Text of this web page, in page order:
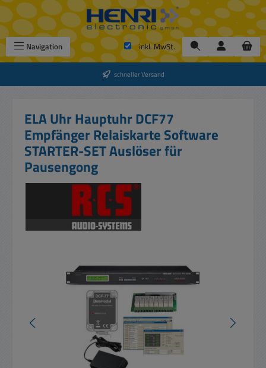
Zum Hauptinhalt springen
Navigation inkl. MwSt.
schneller Versand
ELA Uhr Hauptuhr DCF77
Empfänger Relaiskarte Software
STARTER-SET Auslöser für
Pausengong